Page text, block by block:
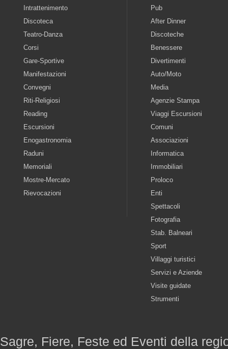
Intrattenimento
Discoteca
Teatro-Danza
Corsi
Gare-Sportive
Manifestazioni
Convegni
Riti-Religiosi
Reading
Escursioni
Enogastronomia
Raduni
Memoriali
Mostre-Mercato
Rievocazioni
Pub
After Dinner
Discoteche
Benessere
Divertimenti
Auto/Moto
Media
Agenzie Stampa
Viaggi Escursioni
Comuni
Associazioni
Informatica
Immobiliari
Proloco
Enti
Spettacoli
Fotografia
Stab. Balneari
Sport
Villaggi turistici
Servizi e Aziende
Visite guidate
Strumenti
Sagre, Fiere, Feste ed Eventi della